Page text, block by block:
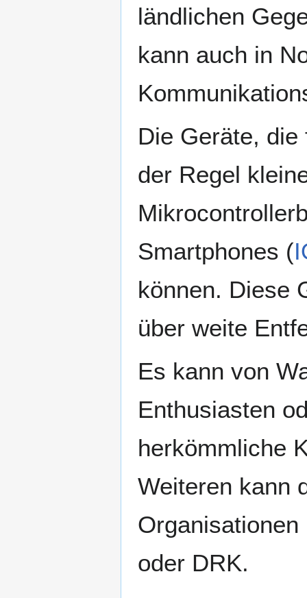
ländlichen
kann auch in
Die Geräte,
der Regel
Smartphones (
können. Diese
über weite
Es kann von
Enthusiasten
herkömmliche
Weiteren kann
oder DRK.